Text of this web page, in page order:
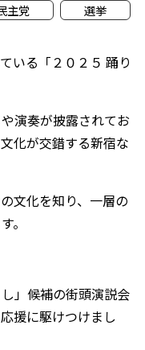
主党 選挙
いる「２０２５ 踊り
演奏が披露されてお
化が交錯する新宿な
文化を知り、一層の
。
」候補の街頭演説会
援に駆けつけまし